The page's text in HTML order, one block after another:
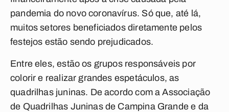
pandemia do novo coronavírus. Só que, até lá,
muitos setores beneficiados diretamente pelos
festejos estão sendo prejudicados.
Entre eles, estão os grupos responsáveis por
colorir e realizar grandes espetáculos, as
quadrilhas juninas. De acordo com a Associação
de Quadrilhas Juninas de Campina Grande e da